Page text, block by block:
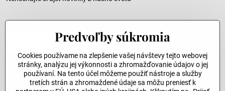
Váš e-mail
Odoslať
Predvoľby súkromia
Cookies používame na zlepšenie vašej návštevy tejto webovej
stránky, analýzu jej výkonnosti a zhromažďovanie údajov o jej
používaní. Na tento účel môžeme použiť nástroje a služby
tretích strán a zhromaždené údaje sa môžu preniesť k